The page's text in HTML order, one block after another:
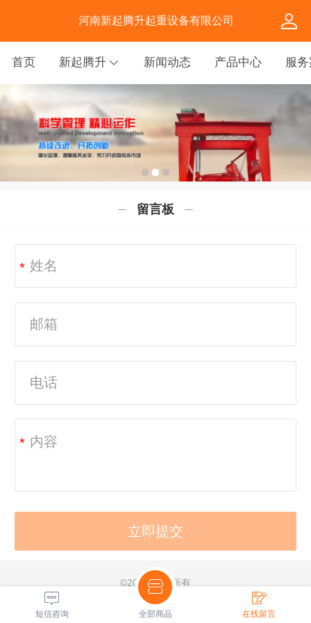
河南新起腾升起重设备有限公司
首页 新起腾升 新闻动态 产品中心 服
留言板
*
*
©2019 版权所有
技术支持：
短信咨询 全部商品 在线留言